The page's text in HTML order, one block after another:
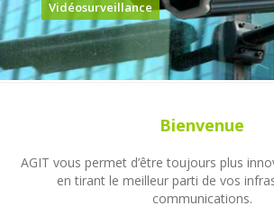
Vidéosurveillance
Bienvenue
AGIT vous permet d’être toujours plus
en tirant le meilleur parti de vos
communications.